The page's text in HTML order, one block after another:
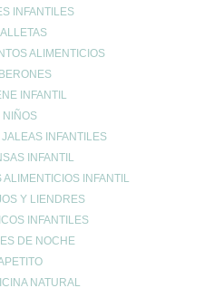
INFANTILES
ALIMENTICIOS
INFANTIL
NIÑOS
INFANTILES
INFANTIL
INFANTIL
Y LIENDRES
INFANTILES
DE NOCHE
NATURAL